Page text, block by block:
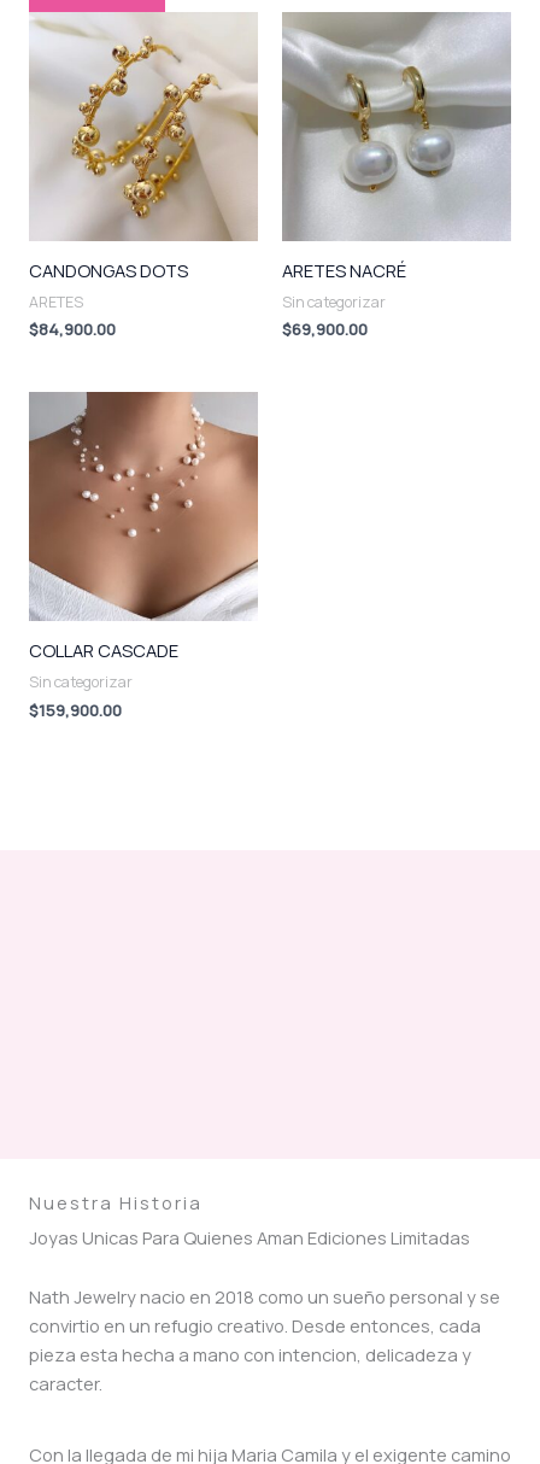
CANDONGAS DOTS
ARETES
$84,900.00
ARETES NACRÉ
Sin categorizar
$69,900.00
COLLAR CASCADE
Sin categorizar
$159,900.00
Nuestra Historia
Joyas Unicas Para Quienes Aman Ediciones Limitadas
Nath Jewelry nacio en 2018 como un sueño personal y se
convirtio en un refugio creativo. Desde entonces, cada
pieza esta hecha a mano con intencion, delicadeza y
caracter.
Con la llegada de mi hija Maria Camila y el exigente camino